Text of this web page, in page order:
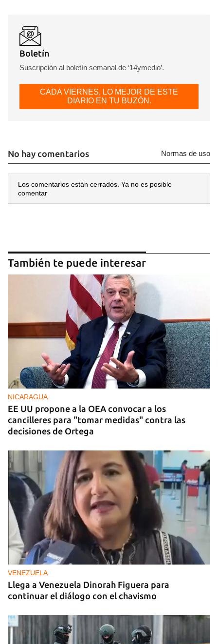
Boletín
Suscripción al boletín semanal de ‘14ymedio’.
CADA VIERNES, LO MEJOR DE ESTE
DIARIO EN TU BUZÓN.
No hay comentarios Normas de uso
Los comentarios están cerrados. Ya no es posible
comentar
También te puede interesar
NICARAGUA
EE UU propone a la OEA convocar a los
cancilleres para "tomar medidas" contra las
decisiones de Ortega
VENEZUELA
Llega a Venezuela Dinorah Figuera para
continuar el diálogo con el chavismo